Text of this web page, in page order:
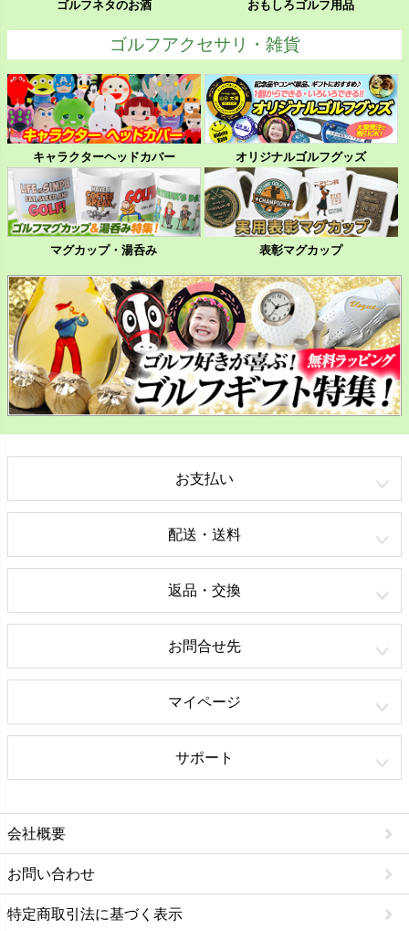
ゴルフネタのお酒 おもしろゴルフ用品
ゴルフアクセサリ・雑貨
キャラクターヘッドカバー オリジナルゴルフグッズ
マグカップ・湯呑み 表彰マグカップ
お支払い
配送・送料
返品・交換
お問合せ先
マイページ
サポート
会社概要
お問い合わせ
特定商取引法に基づく表示